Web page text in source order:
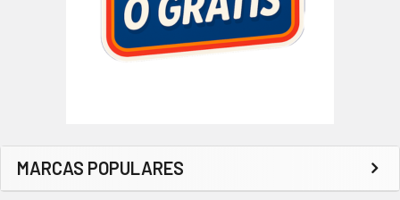
MARCAS POPULARES